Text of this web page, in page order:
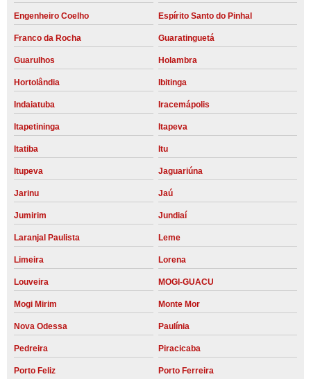
Engenheiro Coelho Espírito Santo do Pinhal
Franco da Rocha Guaratinguetá
Guarulhos Holambra
Hortolândia Ibitinga
Indaiatuba Iracemápolis
Itapetininga Itapeva
Itatiba Itu
Itupeva Jaguariúna
Jarinu Jaú
Jumirim Jundiaí
Laranjal Paulista Leme
Limeira Lorena
Louveira MOGI-GUACU
Mogi Mirim Monte Mor
Nova Odessa Paulínia
Pedreira Piracicaba
Porto Feliz Porto Ferreira